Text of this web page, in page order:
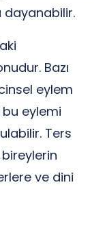
dayanabilir.
Bazı
eylem
eylemi
Ters
ve dini